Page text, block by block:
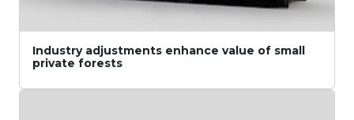
Industry adjustments enhance value of small
private forests